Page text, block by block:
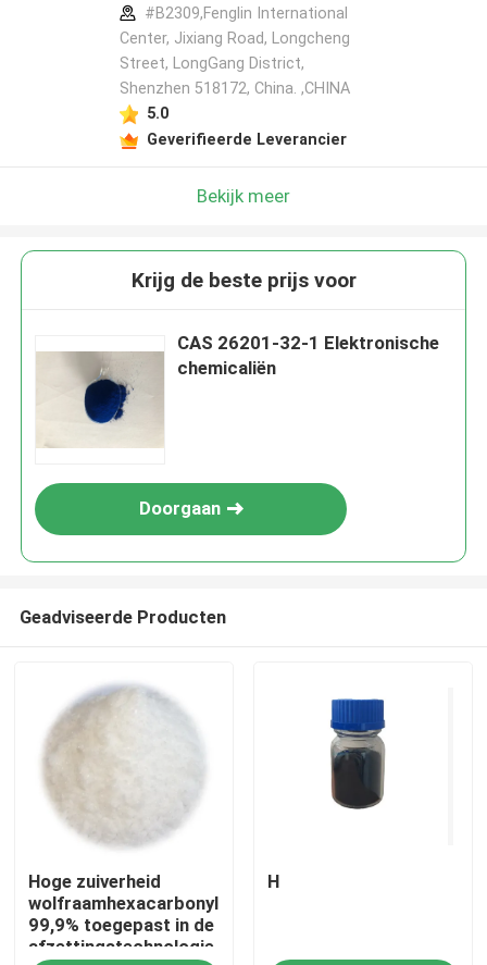
Huis
Producten
Video's
#B2309,Fenglin International
Center, Jixiang Road, Longcheng
Street, LongGang District,
Shenzhen 518172, China. ,CHINA
5.0
Geverifieerde Leverancier
Bekijk meer
Krijg de beste prijs voor
CAS 26201-32-1 Elektronische
chemicaliën
Doorgaan
Geadviseerde Producten
Hoge zuiverheid
wolfraamhexacarbonyl
99,9% toegepast in de
afzettingstechnologie
H